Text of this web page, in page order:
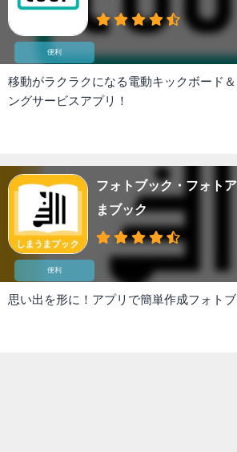
便利
移動がラクラクになる電動キックボード
ングサービスアプリ！
フォトブック・フォト
まブック
便利
思い出を形に！アプリで簡単作成フォトブ